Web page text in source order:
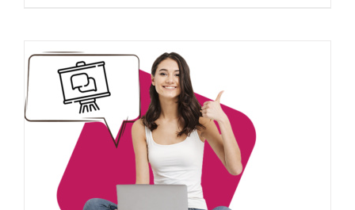
AJOUTER AU PANIER / DÉTAILS